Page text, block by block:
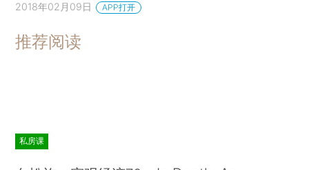
2018年02月09日 APP打开
推荐阅读
私房课